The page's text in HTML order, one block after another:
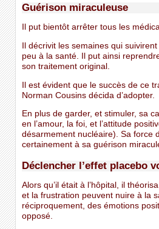
Guérison miraculeuse
Il put bientôt arrêter tous les
Il décrivit les semaines qui
peu à la santé. Il put ainsi
son traitement original.
Il est évident que le succès de ce
Norman Cousins décida d’adopter.
En plus de garder, et stimuler, sa
en l’amour, la foi, et l’attitude
désarmement nucléaire). Sa force
certainement à sa guérison
Déclencher l’effet placebo
Alors qu’il était à l’hôpital, il
et la frustration peuvent nuire à la
réciproquement, des émotions
opposé.